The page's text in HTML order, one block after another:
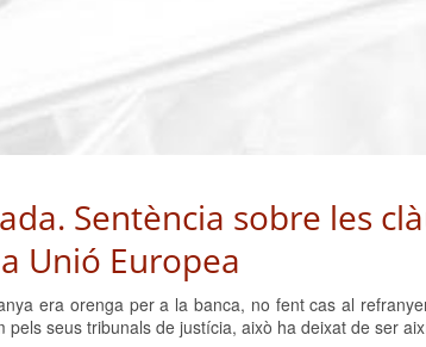
Sentència sobre les
Unió Europea
era orenga per a la banca, no fent cas al
pels seus tribunals de justícia, això ha deixat de ser